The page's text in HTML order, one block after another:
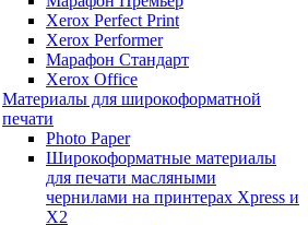
Xerox Perfect Print
Xerox Performer
Марафон Стандарт
Xerox Office
Материалы для широкоформатной
печати
Photo Paper
Широкоформатные материалы
для печати масляными
чернилами на принтерах Xpress и
X2